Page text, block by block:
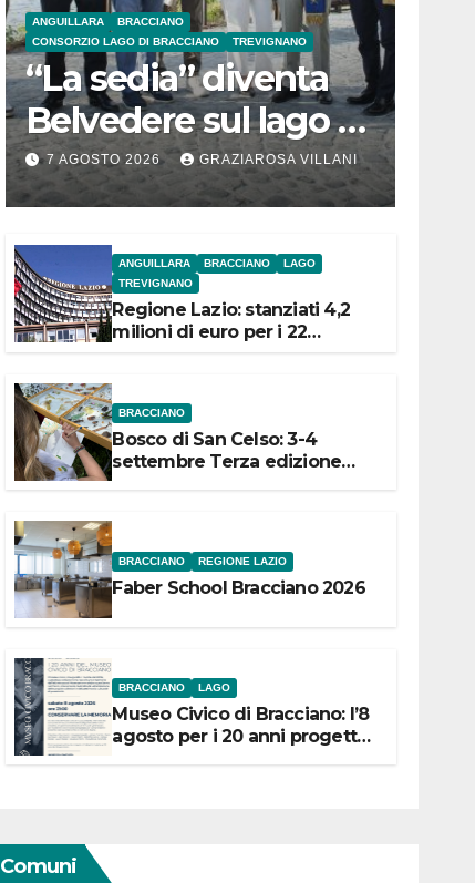
ANGUILLARA
BRACCIANO
CONSORZIO LAGO DI BRACCIANO
TREVIGNANO
“La sedia” diventa
Belvedere sul lago di
Bracciano: ieri
l’inaugurazione
7 AGOSTO 2026 GRAZIAROSA VILLANI
ANGUILLARA BRACCIANO
LAGO
TREVIGNANO
Regione Lazio: stanziati 4,2
milioni di euro per i 22
BRACCIANO
Bosco di San Celso: 3-4
settembre Terza edizione
BRACCIANO REGIONE LAZIO
Faber School Bracciano 2026
BRACCIANO LAGO
Museo Civico di Bracciano: l’8
agosto per i 20 anni progetto
Comuni